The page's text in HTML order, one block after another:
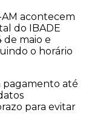
AM acontecem
do IBADE
de maio e
o horário
pagamento até
para evitar